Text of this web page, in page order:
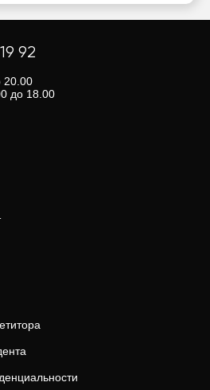
92
20.00
до 18.00